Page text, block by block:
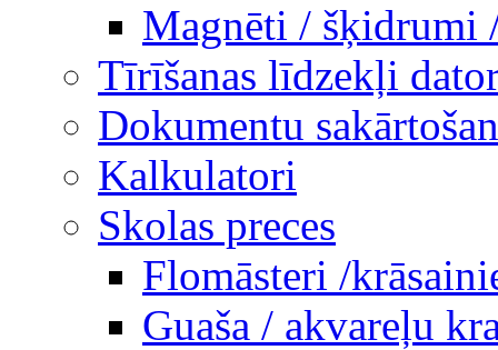
Magnēti / šķidrumi
Tīrīšanas līdzekļi
Dokumentu
Kalkulatori
Skolas preces
Flomāsteri /
Guaša / akvareļu